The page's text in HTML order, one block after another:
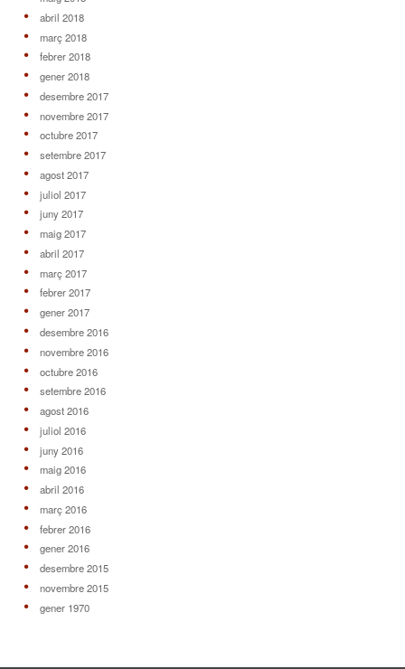
abril 2018
març 2018
febrer 2018
gener 2018
desembre 2017
novembre 2017
octubre 2017
setembre 2017
agost 2017
juliol 2017
juny 2017
maig 2017
abril 2017
març 2017
febrer 2017
gener 2017
desembre 2016
novembre 2016
octubre 2016
setembre 2016
agost 2016
juliol 2016
juny 2016
maig 2016
abril 2016
març 2016
febrer 2016
gener 2016
desembre 2015
novembre 2015
gener 1970